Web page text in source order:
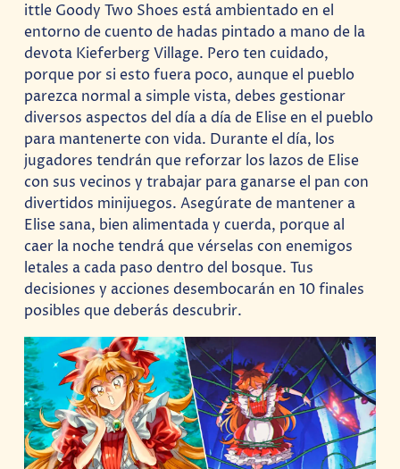
ittle Goody Two Shoes está ambientado en el
entorno de cuento de hadas pintado a mano de la
devota Kieferberg Village. Pero ten cuidado,
porque por si esto fuera poco, aunque el pueblo
parezca normal a simple vista, debes gestionar
diversos aspectos del día a día de Elise en el pueblo
para mantenerte con vida. Durante el día, los
jugadores tendrán que reforzar los lazos de Elise
con sus vecinos y trabajar para ganarse el pan con
divertidos minijuegos. Asegúrate de mantener a
Elise sana, bien alimentada y cuerda, porque al
caer la noche tendrá que vérselas con enemigos
letales a cada paso dentro del bosque. Tus
decisiones y acciones desembocarán en 10 finales
posibles que deberás descubrir.